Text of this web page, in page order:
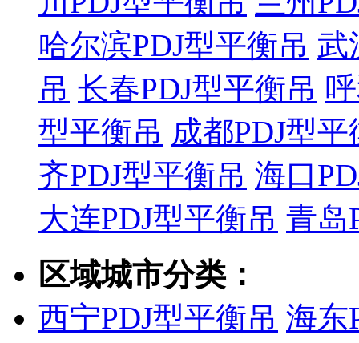
哈尔滨PDJ型平衡吊 武
吊 长春PDJ型平衡吊
型平衡吊 成都PDJ型平
齐PDJ型平衡吊 海口
大连PDJ型平衡吊 青岛
区域城市分类：
西宁PDJ型平衡吊 海东